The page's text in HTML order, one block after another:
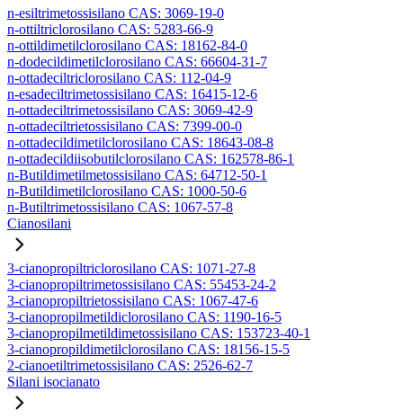
n-esiltrimetossisilano CAS: 3069-19-0
n-ottiltriclorosilano CAS: 5283-66-9
n-ottildimetilclorosilano CAS: 18162-84-0
n-dodecildimetilclorosilano CAS: 66604-31-7
n-ottadeciltriclorosilano CAS: 112-04-9
n-esadeciltrimetossisilano CAS: 16415-12-6
n-ottadeciltrimetossisilano CAS: 3069-42-9
n-ottadeciltrietossisilano CAS: 7399-00-0
n-ottadecildimetilclorosilano CAS: 18643-08-8
n-ottadecildiisobutilclorosilano CAS: 162578-86-1
n-Butildimetilmetossisilano CAS: 64712-50-1
n-Butildimetilclorosilano CAS: 1000-50-6
n-Butiltrimetossisilano CAS: 1067-57-8
Cianosilani
3-cianopropiltriclorosilano CAS: 1071-27-8
3-cianopropiltrimetossisilano CAS: 55453-24-2
3-cianopropiltrietossisilano CAS: 1067-47-6
3-cianopropilmetildiclorosilano CAS: 1190-16-5
3-cianopropilmetildimetossisilano CAS: 153723-40-1
3-cianopropildimetilclorosilano CAS: 18156-15-5
2-cianoetiltrimetossisilano CAS: 2526-62-7
Silani isocianato